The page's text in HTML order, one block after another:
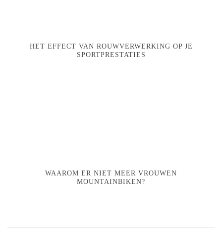
HET EFFECT VAN ROUWVERWERKING OP JE
SPORTPRESTATIES
WAAROM ER NIET MEER VROUWEN
MOUNTAINBIKEN?